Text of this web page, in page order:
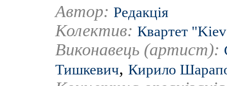
Автор: Редакція
Колектив: Квартет
Виконавець (артист):
Тишкевич, Кирило